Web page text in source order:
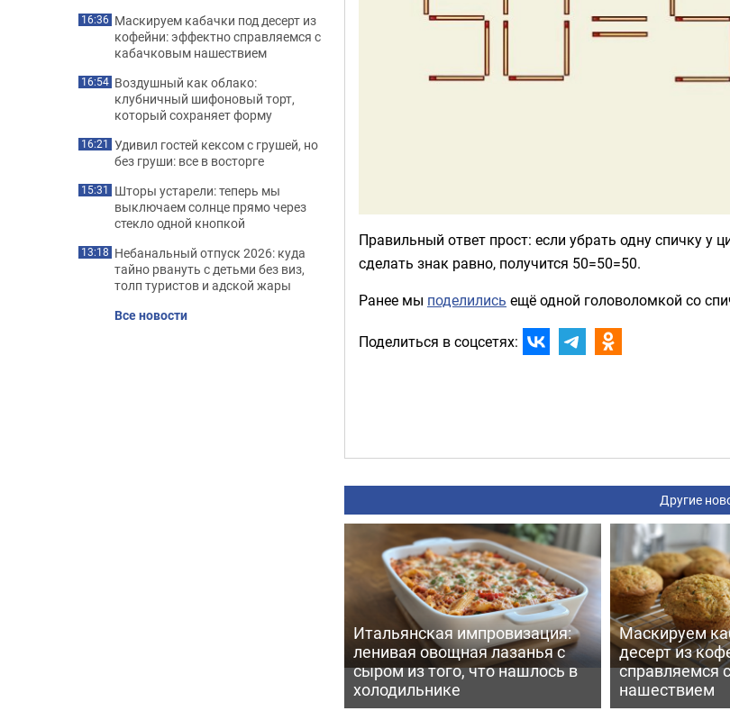
Правильный ответ прост: если убрать одну спичку у
сделать знак равно, получится 50=50=50.
Ранее мы поделились ещё одной головоломкой со
Поделиться в соцсетях:
Другие
Итальянская импровизация:
ленивая овощная лазанья с
сыром из того, что нашлось в
холодильнике
Маскируем
десерт из
справляемся
нашествием
16:36 Маскируем кабачки под десерт из
кофейни: эффектно справляемся с
кабачковым нашествием
16:54 Воздушный как облако:
клубничный шифоновый торт,
который сохраняет форму
16:21 Удивил гостей кексом с грушей, но
без груши: все в восторге
15:31 Шторы устарели: теперь мы
выключаем солнце прямо через
стекло одной кнопкой
13:18 Небанальный отпуск 2026: куда
тайно рвануть с детьми без виз,
толп туристов и адской жары
Все новости